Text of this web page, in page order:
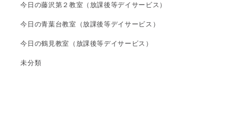
今日の藤沢第２教室（放課後等デイサービス）
今日の青葉台教室（放課後等デイサービス）
今日の鶴見教室（放課後等デイサービス）
未分類